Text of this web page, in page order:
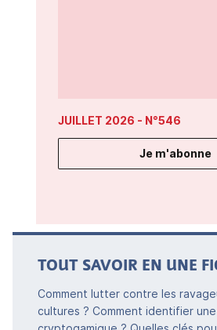
JUILLET 2026 - N°546
Je m'abonne
TOUT SAVOIR EN UNE
Comment lutter contre les
cultures ? Comment identifier